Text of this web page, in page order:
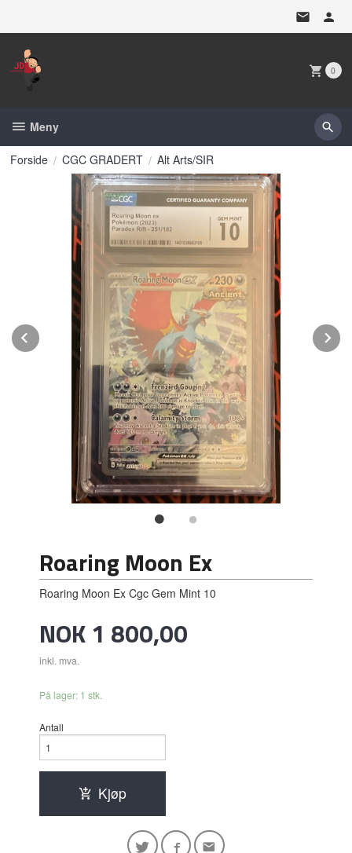
0
Meny
Forside CGC GRADERT Alt Arts/SIR
Prev
Roaring Moon Ex
Roaring Moon Ex Cgc Gem Mint 10
Pris
NOK1 800,00
inkl. mva.
På lager: 1 stk.
Antall
Kjøp